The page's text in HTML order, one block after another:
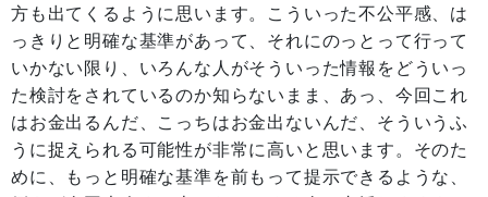
方も出てくるように思います。こういった不公平感、は
っきりと明確な基準があって、それにのっとって行って
いかない限り、いろんな人がそういった情報をどういっ
た検討をされているのか知らないまま、あっ、今回これ
はお金出るんだ、こっちはお金出ないんだ、そういうふ
うに捉えられる可能性が非常に高いと思います。そのた
めに、もっと明確な基準を前もって提示できるような、